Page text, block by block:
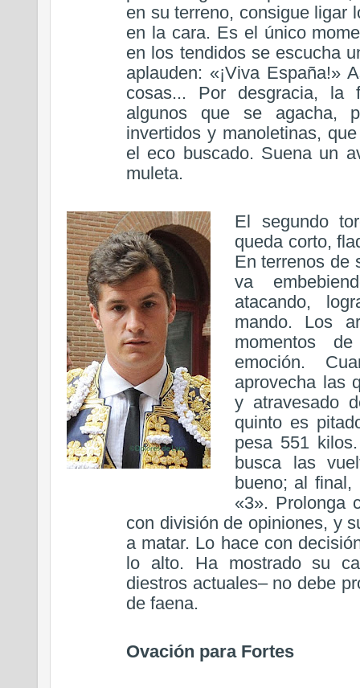
en su terreno, consigue ligar
en la cara. Es el único
en los tendidos se escucha
aplauden: «¡Viva España!»
cosas... Por desgracia, la
algunos que se agacha,
invertidos y manoletinas,
el eco buscado. Suena un
muleta.
El segundo
queda corto,
En terrenos de
va
atacando,
mando. Los
momentos
emoción.
aprovecha las
y atravesado
quinto es
pesa 551
busca las
bueno; al final,
«3». Prolonga
con división de opiniones, y
a matar. Lo hace con
lo alto. Ha mostrado su
diestros actuales– no debe
de faena.
Ovación para Fortes